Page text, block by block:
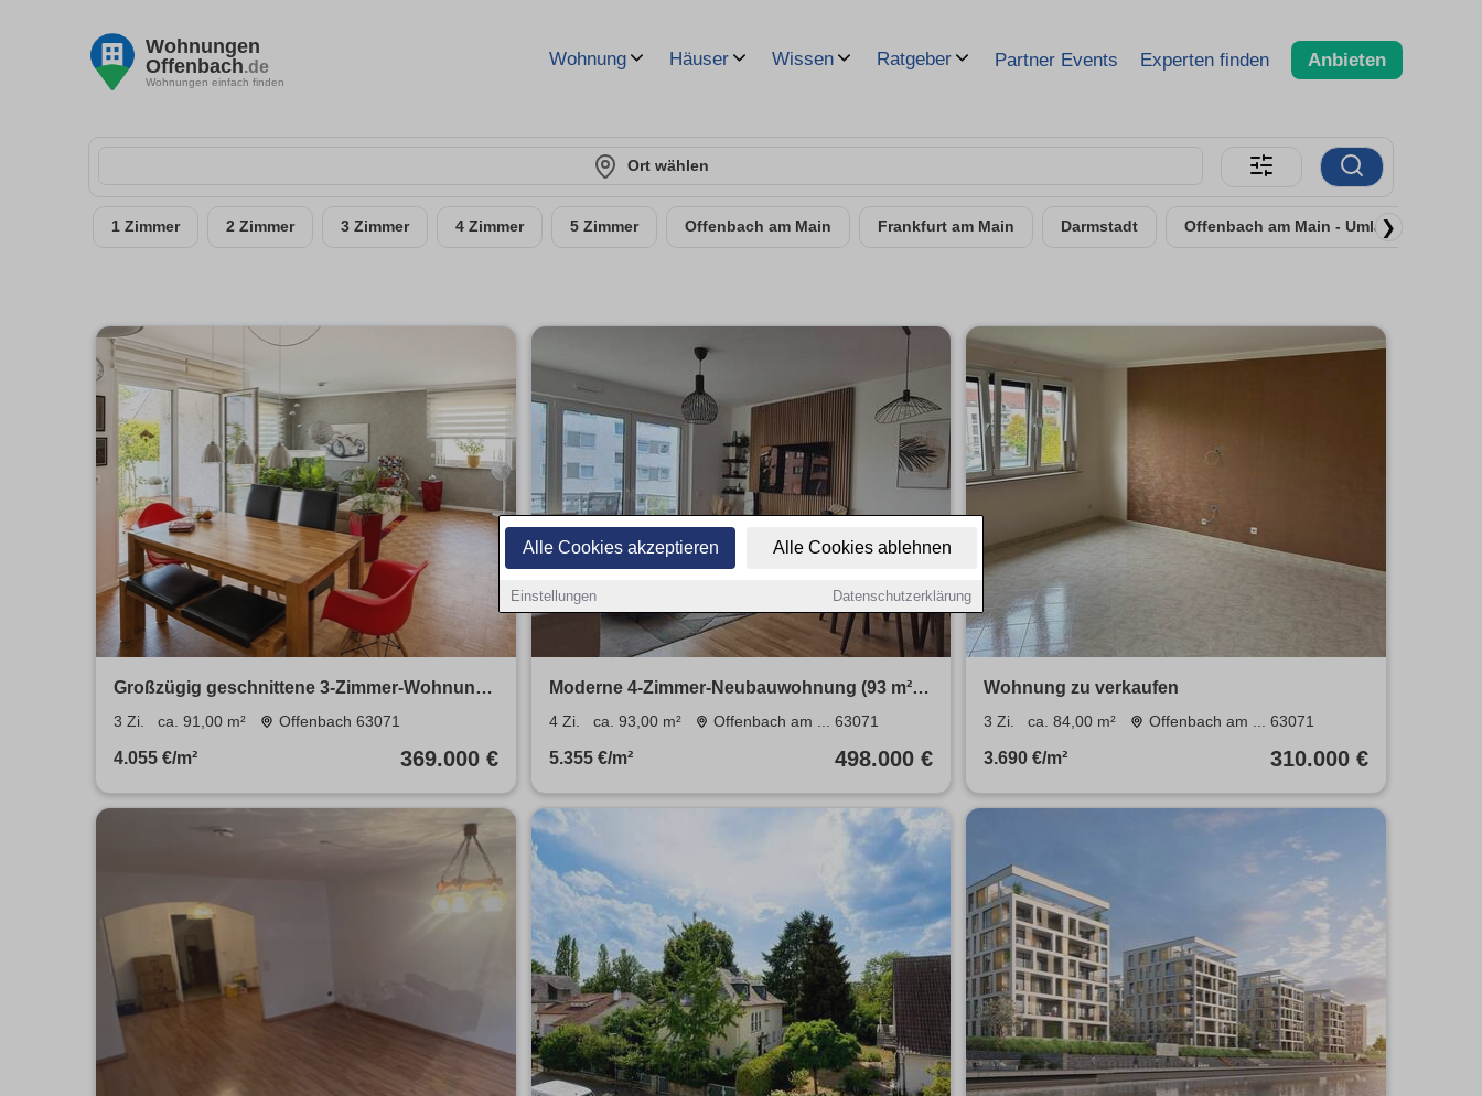
Alle Cookies akzeptieren Alle Cookies ablehnen
Einstellungen Datenschutzerklärung
Wohnungen
Offenbach.de
Wohnungen einfach finden
Wohnung Häuser Wissen Ratgeber Partner Events Experten finden Anbieten
Ort wählen
1 Zimmer 2 Zimmer 3 Zimmer 4 Zimmer 5 Zimmer Offenbach am Main Frankfurt am Main Darmstadt Offenbach am Main - Umland
❯
Großzügig geschnittene 3-Zimmer-Wohnung
in guter und ruhiger Wohnlage von Offenbach
3 Zi. ca. 91,00 m² Offenbach 63071
4.055 €/m² 369.000 €
Moderne 4-Zimmer-Neubauwohnung (93 m²)
mit Balkon & EBK
4 Zi. ca. 93,00 m² Offenbach am ... 63071
5.355 €/m² 498.000 €
Wohnung zu verkaufen
3 Zi. ca. 84,00 m² Offenbach am ... 63071
3.690 €/m² 310.000 €